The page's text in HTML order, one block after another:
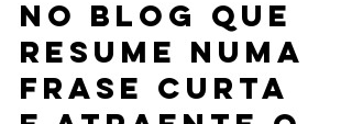
no blog que
resume numa
frase curta